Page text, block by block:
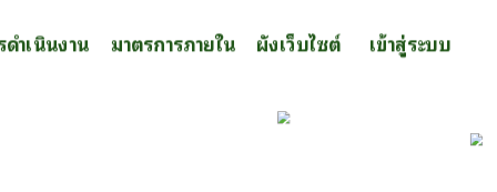
ดำเนินงาน มาตรการภายใน ผังเว็บไซต์ เข้าสู่ระบบ